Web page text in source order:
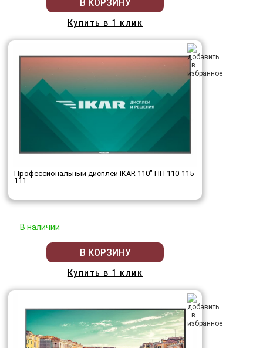
В КОРЗИНУ
Купить в 1 клик
Профессиональный дисплей IKAR 110" ПП 110-115-
111
В наличии
В КОРЗИНУ
Купить в 1 клик